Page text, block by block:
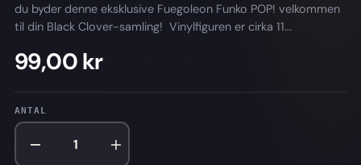
du byder denne eksklusive Fuegoleon Funko POP! velkommen
til din Black Clover-samling! Vinylfiguren er cirka 11...
99,00 kr
ANTAL